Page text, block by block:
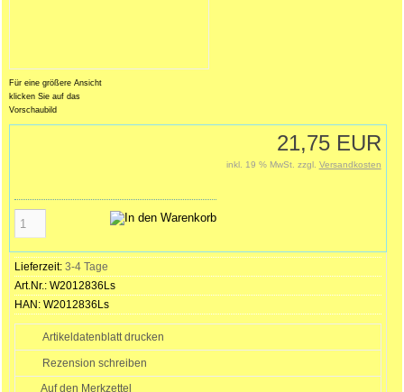
Für eine größere Ansicht
klicken Sie auf das
Vorschaubild
21,75 EUR
inkl. 19 % MwSt. zzgl. Versandkosten
Lieferzeit: 3-4 Tage
Art.Nr.: W2012836Ls
HAN: W2012836Ls
Artikeldatenblatt drucken
Rezension schreiben